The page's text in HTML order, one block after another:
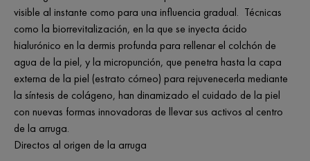
visible al instante como para una influencia gradual. Técnicas
como la biorrevitalización, en la que se inyecta ácido
hialurónico en la dermis profunda para rellenar el colchón de
agua de la piel, y la micropunción, que penetra hasta la capa
externa de la piel (estrato córneo) para rejuvenecerla mediante
la síntesis de colágeno, han dinamizado el cuidado de la piel
con nuevas formas innovadoras de llevar sus activos al centro
de la arruga.
Directos al origen de la arruga